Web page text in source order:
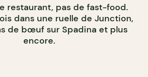
restaurant, pas de fast-food.
dans une ruelle de Junction,
de bœuf sur Spadina et plus
encore.